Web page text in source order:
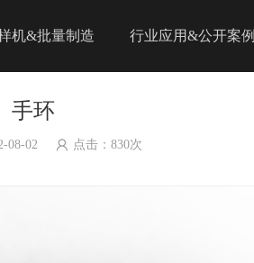
机&批量制造 行业应用&公开案例
手环
08-02 点击： 830次